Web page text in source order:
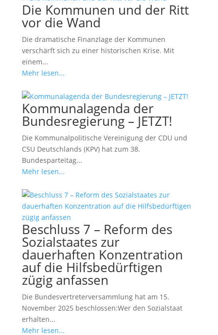
Die Kommunen und der Ritt
vor die Wand
Die dramatische Finanzlage der Kommunen
verschärft sich zu einer historischen Krise. Mit
einem...
Mehr lesen...
Kommunalagenda der
Bundesregierung – JETZT!
Die Kommunalpolitische Vereinigung der CDU und
CSU Deutschlands (KPV) hat zum 38.
Bundesparteitag...
Mehr lesen...
Beschluss 7 – Reform des
Sozialstaates zur
dauerhaften Konzentration
auf die Hilfsbedürftigen
zügig anfassen
Die Bundesvertreterversammlung hat am 15.
November 2025 beschlossen:Wer den Sozialstaat
erhalten...
Mehr lesen...